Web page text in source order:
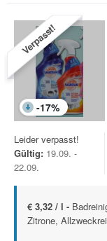
Verpasst!
-17%
Leider verpasst!
Gültig: 19.09. -
22.09.
€ 3,32 / l -
Zitrone,